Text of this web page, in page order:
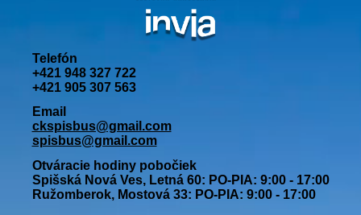
Telefón
+421 948 327 722
+421 905 307 563
Email
ckspisbus@gmail.com
spisbus@gmail.com
Otváracie hodiny pobočiek
Spišská Nová Ves, Letná 60: PO-PIA: 9:00 - 17:00
Ružomberok, Mostová 33: PO-PIA: 9:00 - 17:00